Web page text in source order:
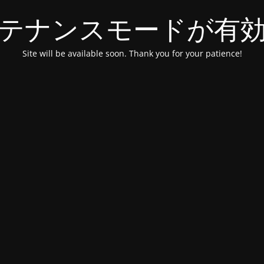
ナンスモードが有
Site will be available soon. Thank you for your patience!